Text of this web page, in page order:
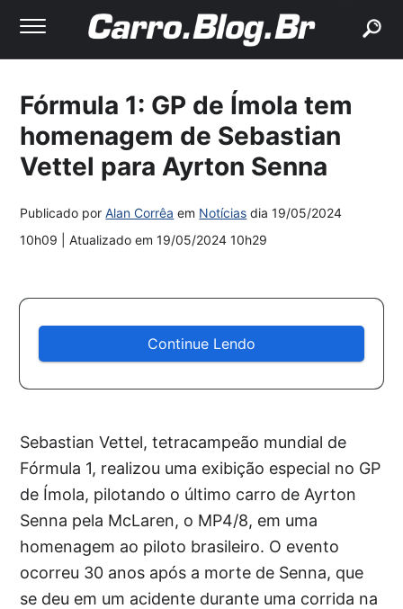
Fórmula 1: GP de Ímola tem
homenagem de Sebastian
Vettel para Ayrton Senna
Publicado porAlan Corrêa em Notícias dia19/05/2024
10h09
| Atualizado em19/05/2024 10h29
Continue Lendo
Sebastian Vettel, tetracampeão mundial de
Fórmula 1, realizou uma exibição especial no GP
de Ímola, pilotando o último carro de Ayrton
Senna pela McLaren, o MP4/8, em uma
homenagem ao piloto brasileiro. O evento
ocorreu 30 anos após a morte de Senna, que
se deu em um acidente durante uma corrida na